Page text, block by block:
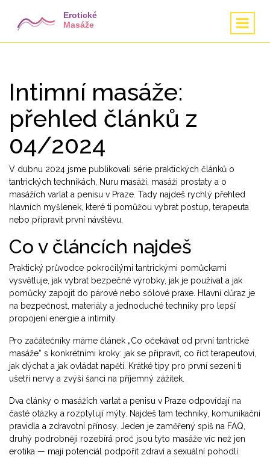
Intimní masáže:
přehled článků z
04/2024
V dubnu 2024 jsme publikovali série praktických článků o
tantrických technikách, Nuru masáži, masáži prostaty a o
masážích varlat a penisu v Praze. Tady najdeš rychlý přehled
hlavních myšlenek, které ti pomůžou vybrat postup, terapeuta
nebo připravit první návštěvu.
Co v článcích najdeš
Praktický průvodce pokročilými tantrickými pomůckami
vysvětluje, jak vybrat bezpečné výrobky, jak je používat a jak
pomůcky zapojit do párové nebo sólové praxe. Hlavní důraz je
na bezpečnost, materiály a jednoduché techniky pro lepší
propojení energie a intimity.
Pro začátečníky máme článek „Co očekávat od první tantrické
masáže“ s konkrétními kroky: jak se připravit, co říct terapeutovi,
jak dýchat a jak ovládat napětí. Krátké tipy pro první sezení ti
ušetří nervy a zvýší šanci na příjemný zážitek.
Dva články o masážích varlat a penisu v Praze odpovídají na
časté otázky a rozptylují mýty. Najdeš tam techniky, komunikační
pravidla a zdravotní přínosy. Jeden je zaměřený spíš na FAQ,
druhý podrobněji rozebírá proč jsou tyto masáže víc než jen
erotika — mají potenciál podpořit zdraví a sexuální pohodlí.